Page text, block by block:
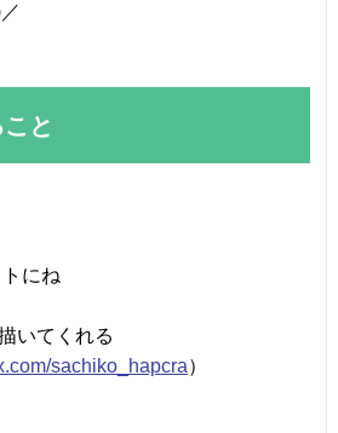
と
にね
いてくれる
sachiko_hapcra）